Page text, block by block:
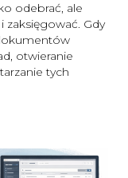
odebrać, ale
Gdy
otwieranie
tych